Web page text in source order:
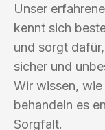
Unser
kennt sich
und sorgt
sicher und
Wir wissen,
behandeln es
Sorgfalt.